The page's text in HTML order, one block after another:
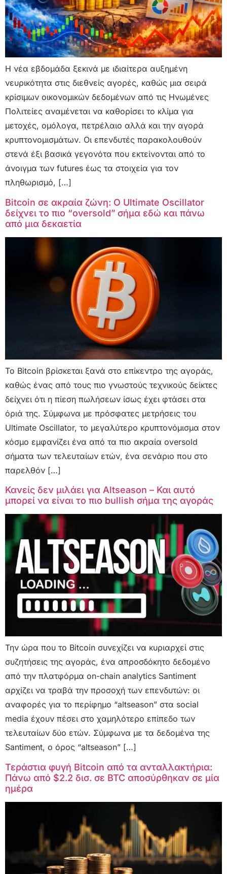
Η νέα εβδομάδα ξεκινά με ιδιαίτερα αυξημένη
νευρικότητα στις διεθνείς αγορές, καθώς μια σειρά
κρίσιμων οικονομικών δεδομένων από τις Ηνωμένες
Πολιτείες αναμένεται να καθορίσει το κλίμα για
μετοχές, ομόλογα, πετρέλαιο αλλά και την αγορά
κρυπτονομισμάτων. Οι επενδυτές παρακολουθούν
στενά έξι βασικά γεγονότα που εκτείνονται από το
άνοιγμα των futures έως τα στοιχεία για τον
πληθωρισμό, […]
Bitcoin σε ακραία ζώνη: Ο Ultimate Oscillator
δείχνει το πιο “oversold” σήμα εδώ και πάνω
από μια δεκαετία
Το Bitcoin βρίσκεται ξανά στο επίκεντρο της αγοράς,
καθώς ένας από τους πιο γνωστούς τεχνικούς δείκτες
δείχνει ότι η πίεση πωλήσεων ίσως έχει φτάσει στα
όριά της. Σύμφωνα με πρόσφατες μετρήσεις του
Ultimate Oscillator, το μεγαλύτερο κρυπτονόμισμα στον
κόσμο εμφανίζει ένα από τα πιο ακραία oversold
σήματα των τελευταίων ετών, ένα σενάριο που στο
παρελθόν […]
Κανείς δεν μιλάει για Altseason – Και αυτό
μπορεί να είναι το πιο bullish σήμα της αγοράς
Την ώρα που το Bitcoin συνεχίζει να κυριαρχεί στις
συζητήσεις της αγοράς, ένα απροσδόκητο δεδομένο
από την πλατφόρμα on-chain analytics Santiment
αρχίζει να τραβά την προσοχή των επενδυτών: οι
αναφορές για το περίφημο “altseason” στα social
media έχουν πέσει στο χαμηλότερο επίπεδο των
τελευταίων δύο ετών. Σύμφωνα με τα δεδομένα της
Santiment, ο όρος “altseason” […]
Τεράστια φυγή Bitcoin από τα ανταλλακτήρια:
Πάνω από $2.2 δισ. σε BTC αποσύρθηκαν σε μία
ημέρα